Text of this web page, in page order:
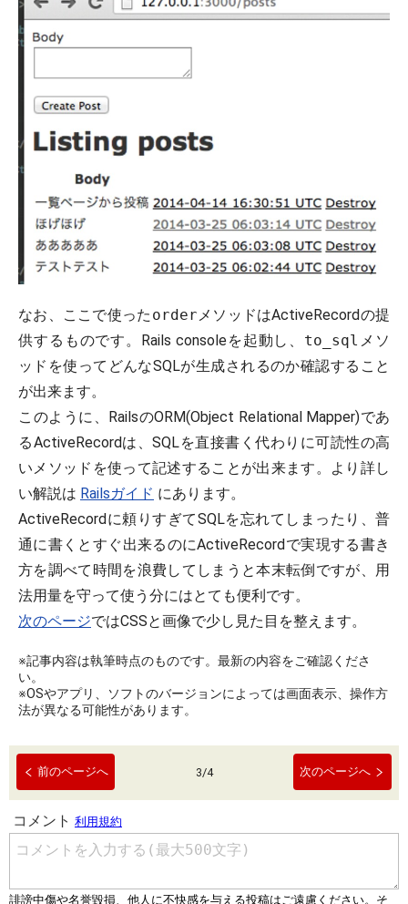
なお、ここで使った orderメソッドはActiveRecordの提
供するものです。Rails consoleを起動し、 to_sql メソ
ッドを使ってどんなSQLが生成されるのか確認すること
が出来ます。
このように、RailsのORM(Object Relational Mapper)であ
るActiveRecordは、SQLを直接書く代わりに可読性の高
いメソッドを使って記述することが出来ます。より詳し
い解説は Railsガイド にあります。
ActiveRecordに頼りすぎてSQLを忘れてしまったり、普
通に書くとすぐ出来るのにActiveRecordで実現する書き
方を調べて時間を浪費してしまうと本末転倒ですが、用
法用量を守って使う分にはとても便利です。
次のページではCSSと画像で少し見た目を整えます。
※記事内容は執筆時点のものです。最新の内容をご確認くださ
い。
※OSやアプリ、ソフトのバージョンによっては画面表示、操作方
法が異なる可能性があります。
前のページへ 3/4 次のページへ